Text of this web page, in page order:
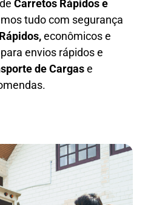
Carretos Rápidos e
tudo com segurança
econômicos e
envios rápidos e
de Cargase